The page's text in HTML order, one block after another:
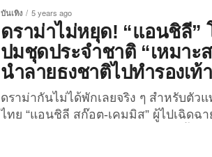
โตเกียว เมื่อปี 2020 ที่ผ่านมา โดยศิลปิ
หนึ่งได้หยิบธงชาติของประเทศต่าง ๆ ที่เ
แข่งขันมาสร้างสรรค์ให้เป็นตัวละครสไ
คอนเซปต์ชุดซามูไรที่เป็นเอกลักษณ์ของ
ภายใต้แนวคิด “Education x
ความบันเทิงและเพื่อให้สาระน่ารู้เกี่ยวกั
ของธงชาติแต่ละประเทศอีกด้วย เพรา
บันเทิง 5 years ago
ดราม่าไม่หยุด! “แอนชิลี”
ปมชุดประจำชาติ “เหมาะ
นำลายธงชาติไปทำรองเท้
ดราม่ากันไม่ได้พักเลยจริง ๆ สำหรับตัว
ไทย “แอนชิลี สก๊อต-เคมมิส” ผู้ไปเฉิดฉ